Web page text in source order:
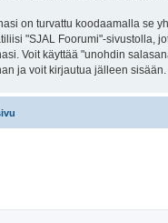
on turvattu koodaamalla se
"SJAL Foorumi"-sivustolla,
Voit käyttää "unohdin
ja voit kirjautua jälleen sisään.